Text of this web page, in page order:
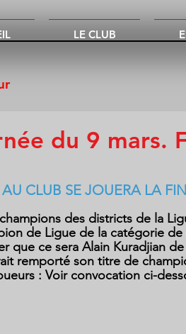
LE CLUB
du 9 mars.
AU CLUB SE JOUERA LA
des districts de la
de Ligue de la catégorie
que ce sera Alain Kuradjian
remporté son titre de
: Voir convocation ci-